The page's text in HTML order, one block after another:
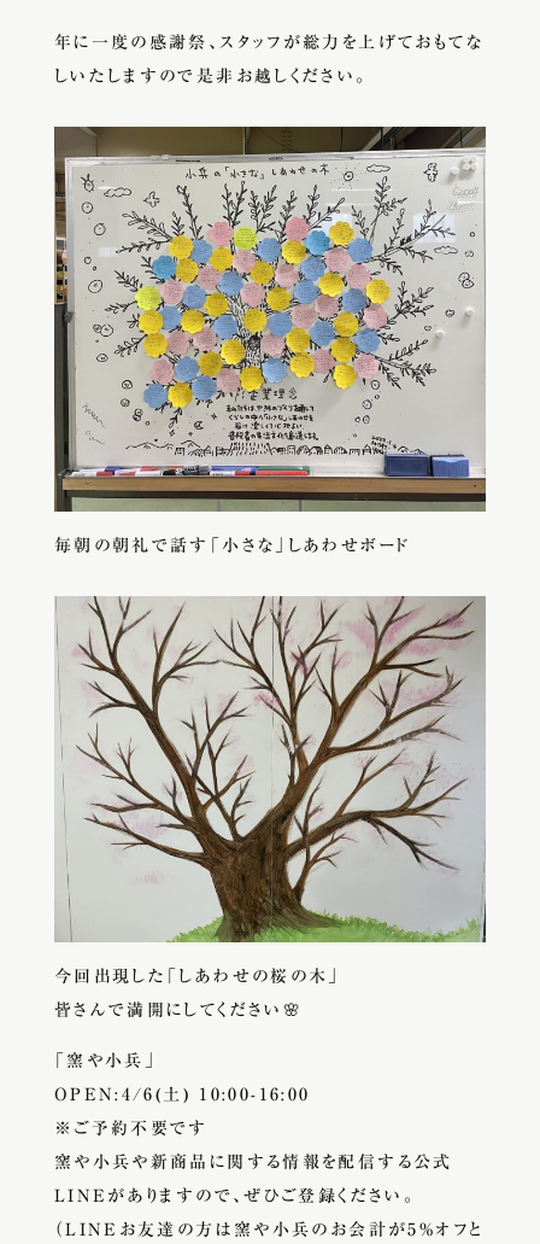
年に一度の感謝祭、スタッフが総力を上げておもてな
しいたしますので是非お越しください。
毎朝の朝礼で話す「小さな」しあわせボード
今回出現した「しあわせの桜の木」
皆さんで満開にしてください🌸
「窯や小兵」
OPEN:4/6(土) 10:00-16:00
※ご予約不要です
窯や小兵や新商品に関する情報を配信する公式
LINEがありますので、ぜひご登録ください。
（LINEお友達の方は窯や小兵のお会計が5%オフと